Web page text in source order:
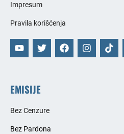
Impresum
Pravila korišćenja
EMISIJE
Bez Cenzure
Bez Pardona